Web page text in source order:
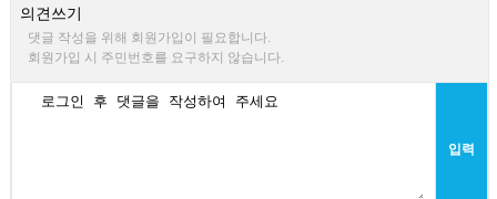
의견쓰기
댓글 작성을 위해 회원가입이 필요합니다.
회원가입 시 주민번호를 요구하지 않습니다.
입력